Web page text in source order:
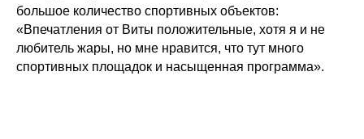
большое количество спортивных объектов:
«Впечатления от Виты положительные, хотя я и не
любитель жары, но мне нравится, что тут много
спортивных площадок и насыщенная программа».